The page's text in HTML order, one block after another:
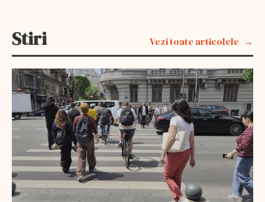
Stiri Vezi toate articolele